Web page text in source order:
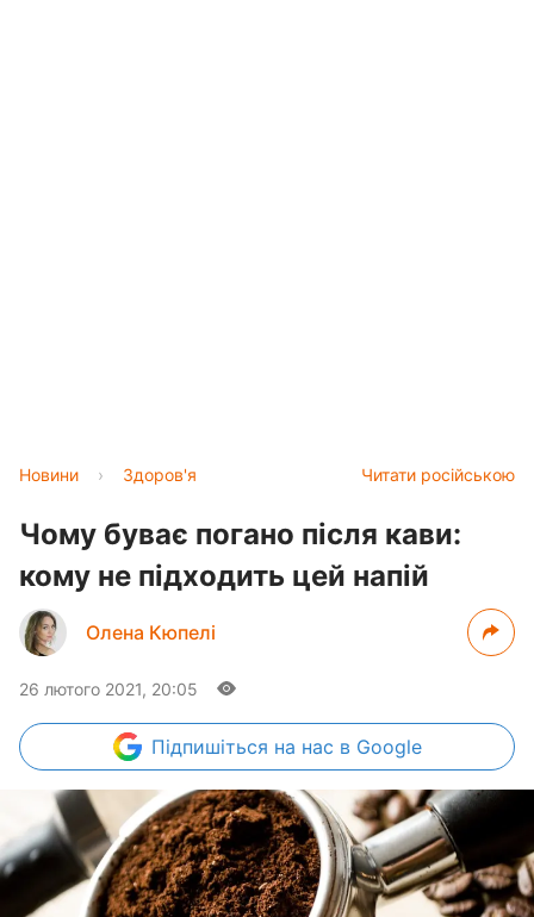
Читати російською
Новини › Здоров'я
Чому буває погано після кави:
кому не підходить цей напій
Олена Кюпелі
26 лютого 2021, 20:05
Підпишіться на нас в Google